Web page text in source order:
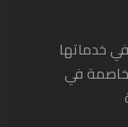
في خدماتها
في